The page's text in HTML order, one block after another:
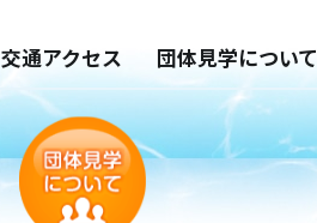
交通アクセス 団体見学について